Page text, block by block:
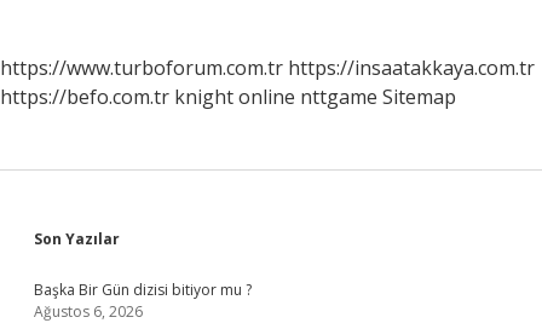
https://www.turboforum.com.tr https://insaatakkaya.com.tr
https://befo.com.tr knight online nttgame Sitemap
Sidebar
Son Yazılar
Başka Bir Gün dizisi bitiyor mu ?
Ağustos 6, 2026